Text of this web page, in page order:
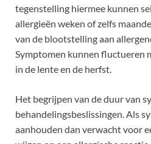
tegenstelling hiermee kunnen
allergieën weken of zelfs
van de blootstelling aan
Symptomen kunnen fluctueren
in de lente en de herfst.
Het begrijpen van de duur van
behandelingsbeslissingen. Als
aanhouden dan verwacht voor